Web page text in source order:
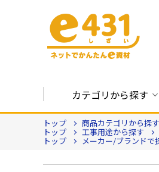
カテゴリから探す
トップ 商品カテゴリから探す
トップ 工事用途から探す
トップ メーカー/ブランドで